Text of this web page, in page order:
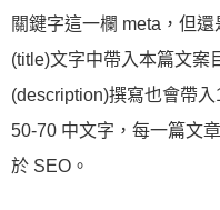
關鍵字這一欄 meta，但
(title)文字中帶入本篇文案
(description)撰寫也會帶
50-70 中文字，每一篇文
於 SEO。